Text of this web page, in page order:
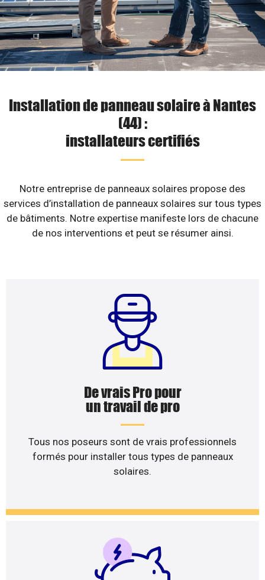
Installation de panneau solaire à Nantes
(44) :
installateurs certifiés
Notre entreprise de panneaux solaires propose des
services d’installation de panneaux solaires sur tous types
de bâtiments. Notre expertise manifeste lors de chacune
de nos interventions et peut se résumer ainsi.
De vrais Pro pour
un travail de pro
Tous nos poseurs sont de vrais professionnels
formés pour installer tous types de panneaux
solaires.